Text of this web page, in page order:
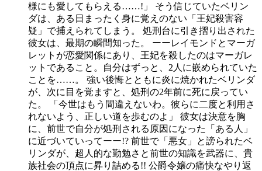
様にも愛してもらえる……!」 そう信じていたベリン
ダは、ある日まったく身に覚えのない「王妃殺害容
疑」で捕えられてしまう。 処刑台に引き摺り出された
彼女は、最期の瞬間知った。 ーーレイモンドとマーガ
レットが恋愛関係にあり、王妃を殺したのはマーガレ
ットであること。自分はずっと、2人に嵌められていた
ことを……。 強い後悔とともに炎に焼かれたベリンダ
が、次に目を覚ますと、処刑の2年前に死に戻ってい
た。 「今世はもう間違えないわ。彼らに二度と利用さ
れないよう、正しい道を歩むのよ」 彼女は決意を胸
に、前世で自分が処刑される原因になった「ある人」
に近づいていってーー!? 前世で「悪女」と謗られたベ
リンダが、超人的な勤勉さと前世の知識を武器に、貴
族社会の頂点に昇り詰める!! 公爵令嬢の痛快なやり返